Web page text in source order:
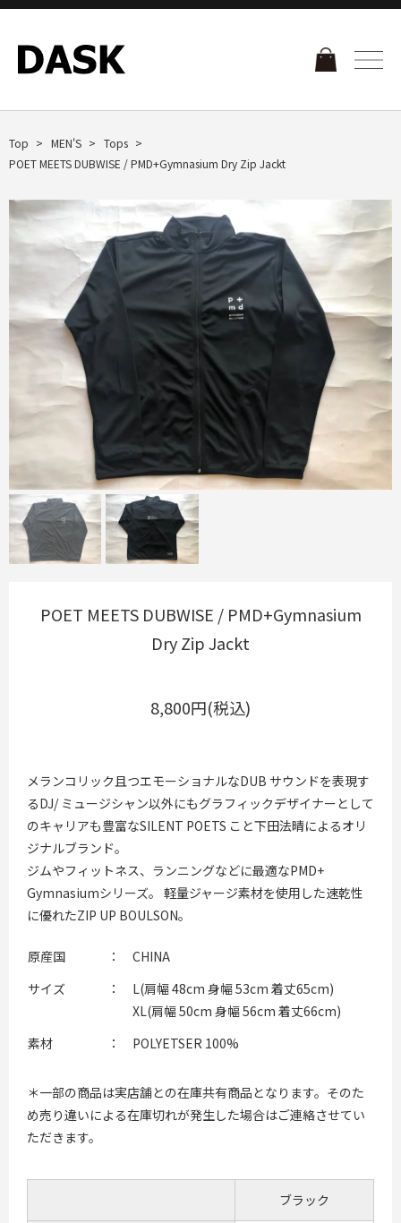
Top MEN'S
Tops
POET MEETS DUBWISE / PMD+Gymnasium Dry Zip Jackt
POET MEETS DUBWISE / PMD+Gymnasium
Dry Zip Jackt
8,800円(税込)
メランコリック且つエモーショナルなDUB サウンドを表現す
るDJ/ ミュージシャン以外にもグラフィックデザイナーとして
のキャリアも豊富なSILENT POETS こと下田法晴によるオリ
ジナルブランド。
ジムやフィットネス、ランニングなどに最適なPMD+
Gymnasiumシリーズ。 軽量ジャージ素材を使用した速乾性
に優れたZIP UP BOULSON。
原産国 ：
CHINA
サイズ
：
L(肩幅 48cm 身幅 53cm 着丈65cm)
XL(肩幅 50cm 身幅 56cm 着丈66cm)
素材
： POLYETSER 100%
＊一部の商品は実店舗との在庫共有商品となります。そのた
め売り違いによる在庫切れが発生した場合はご連絡させてい
ただきます。
ブラック